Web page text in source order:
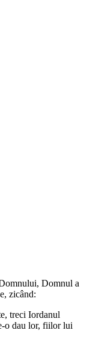
Domnul a
zicând:
treci Iordanul
o dau lor, fiilor lui